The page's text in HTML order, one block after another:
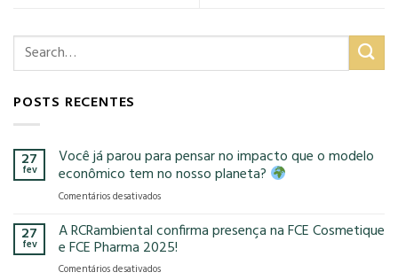
POSTS RECENTES
27
fev
Você já parou para pensar no impacto que o modelo
econômico tem no nosso planeta?
Comentários desativadosem
já
parou
para
pensar
27
fev
A RCRambiental confirma presença na FCE Cosmetique
e FCE Pharma 2025!
Comentários desativadosem